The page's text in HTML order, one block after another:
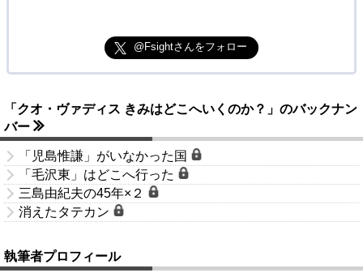
@Fsightさんをフォロー
「クオ・ヴァディス きみはどこへいくのか？」のバックナン
バー
「児島惟謙」がいなかった国
「毛沢東」はどこへ行った
三島由紀夫の45年×２
消えたタテカン
執筆者プロフィール